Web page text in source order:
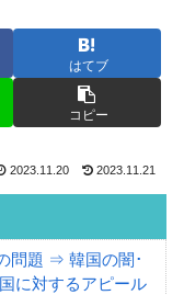
はてブ
コピー
2023.11.20 2023.11.21
問題 ⇒ 韓国の闇･
に対するアピール